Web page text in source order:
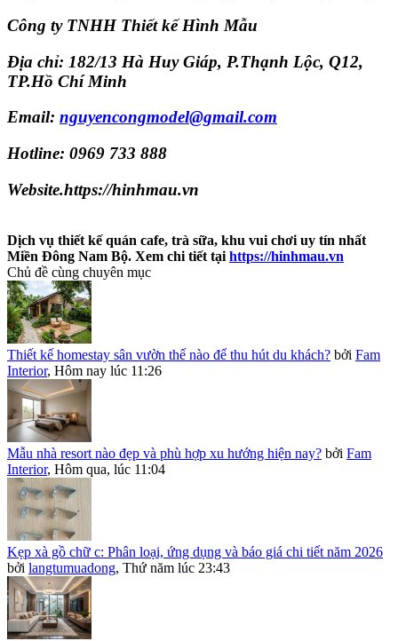
Công ty TNHH Thiết kế Hình Mẫu
Địa chỉ: 182/13 Hà Huy Giáp, P.Thạnh Lộc, Q12,
TP.Hồ Chí Minh
Email: nguyencongmodel@gmail.com
Hotline: 0969 733 888
Website.https://hinhmau.vn
Dịch vụ thiết kế quán cafe, trà sữa, khu vui chơi uy tín nhất
Miền Đông Nam Bộ. Xem chi tiết tại https://hinhmau.vn
Chủ đề cùng chuyên mục
Thiết kế homestay sân vườn thế nào để thu hút du khách? bởi Fam
Interior, Hôm nay lúc 11:26
Mẫu nhà resort nào đẹp và phù hợp xu hướng hiện nay? bởi Fam
Interior, Hôm qua, lúc 11:04
Kẹp xà gồ chữ c: Phân loại, ứng dụng và báo giá chi tiết năm 2026
bởi langtumuadong, Thứ năm lúc 23:43